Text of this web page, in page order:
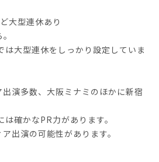
大型連休あり
は大型連休をしっかり設定していま
演多数、大阪ミナミのほかに新宿
は確かなPR力があります。
出演の可能性があります。